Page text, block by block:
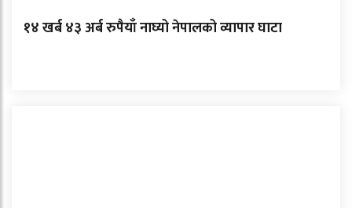
१४ खर्ब ४३ अर्ब रुपैयाँ नाघ्यो नेपालको व्यापार घाटा